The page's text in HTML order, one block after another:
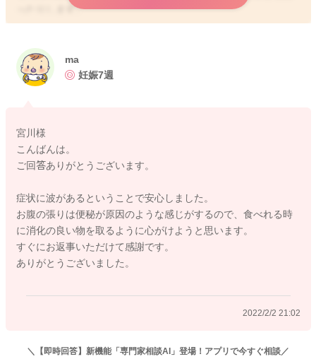
ったりします。
日によって症状がまた出てくることもありますよ。
食べられる時に食べられそうなものを召し上がっていただくの
でいいですよ。
よかったら参考になさってみてください。
どうぞよろしくお願いします。
2022/2/2 20:13
ma
妊娠7週
宮川様
こんばんは。
ご回答ありがとうございます。
症状に波があるということで安心しました。
お腹の張りは便秘が原因のような感じがするので、食べれる時
に消化の良い物を取るように心がけようと思います。
すぐにお返事いただけて感謝です。
ありがとうございました。
2022/2/2 21:02
＼【即時回答】新機能「専門家相談AI」登場！アプリで今すぐ相談／